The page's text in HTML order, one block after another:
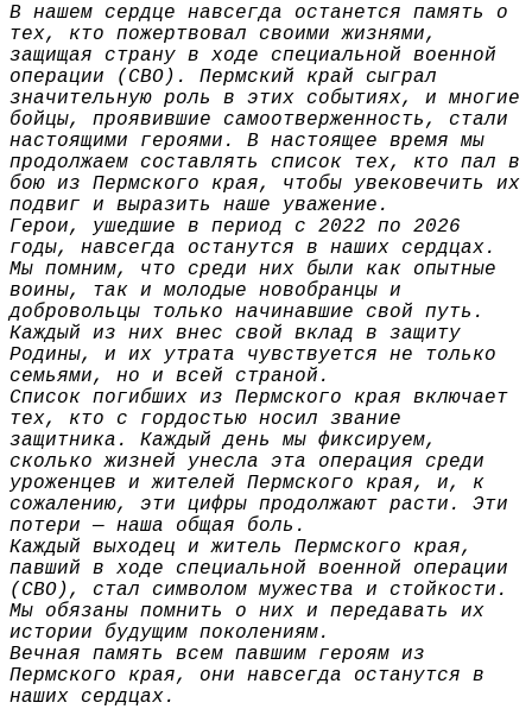
В нашем сердце навсегда останется память о
тех, кто пожертвовал своими жизнями,
защищая страну в ходе специальной военной
операции (СВО). Пермский край сыграл
значительную роль в этих событиях, и многие
бойцы, проявившие самоотверженность, стали
настоящими героями. В настоящее время мы
продолжаем составлять список тех, кто пал в
бою из Пермского края, чтобы увековечить их
подвиг и выразить наше уважение.
Герои, ушедшие в период с 2022 по 2026
годы, навсегда останутся в наших сердцах.
Мы помним, что среди них были как опытные
воины, так и молодые новобранцы и
добровольцы только начинавшие свой путь.
Каждый из них внес свой вклад в защиту
Родины, и их утрата чувствуется не только
семьями, но и всей страной.
Список погибших из Пермского края включает
тех, кто с гордостью носил звание
защитника. Каждый день мы фиксируем,
сколько жизней унесла эта операция среди
уроженцев и жителей Пермского края, и, к
сожалению, эти цифры продолжают расти. Эти
потери — наша общая боль.
Каждый выходец и житель Пермского края,
павший в ходе специальной военной операции
(СВО), стал символом мужества и стойкости.
Мы обязаны помнить о них и передавать их
истории будущим поколениям.
Вечная память всем павшим героям из
Пермского края, они навсегда останутся в
наших сердцах.